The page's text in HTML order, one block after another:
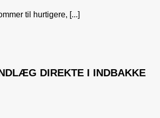
til hurtigere, [...]
DIREKTE I INDBAKKE